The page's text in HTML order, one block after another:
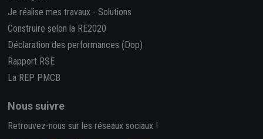
Je réalise mes travaux - Solutions
Construire selon la RE2020
Déclaration des performances (Dop)
Rapport RSE
La REP PMCB
Nous suivre
Retrouvez-nous sur les réseaux sociaux !